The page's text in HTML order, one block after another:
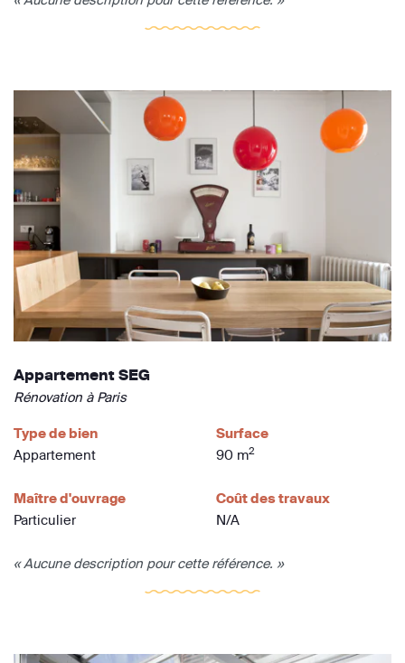
Appartement SEG
Rénovation à Paris
Type de bien
Appartement
Surface
90 m2
Maître d'ouvrage
Particulier
Coût des travaux
N/A
« Aucune description pour cette référence. »